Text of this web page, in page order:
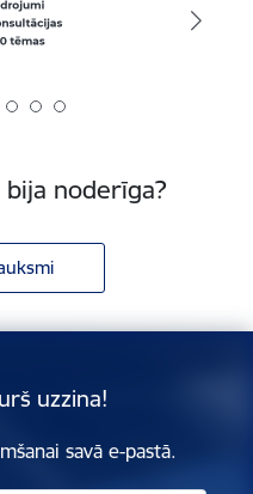
noderīga?
uzzina!
savā e-pastā.